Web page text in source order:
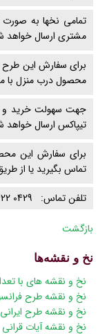
تمامی نخها به
مشتری ارسال خواهد
برای سفارش این طرح
محصول درب منزل با
جهت سهولت خرید و
تیپاکس ارسال
برای سفارش این
تماس بگیرید یا از
تلفن تماس: 0429 422 0914
بازگشت
نخ و نقشه‌ها
پریدن
ناوبری
نخ و نقشه های با
نخ و نقشه طرح
نخ و نقشه طرح ایرانی
نخ و نقشه آیات قرانی